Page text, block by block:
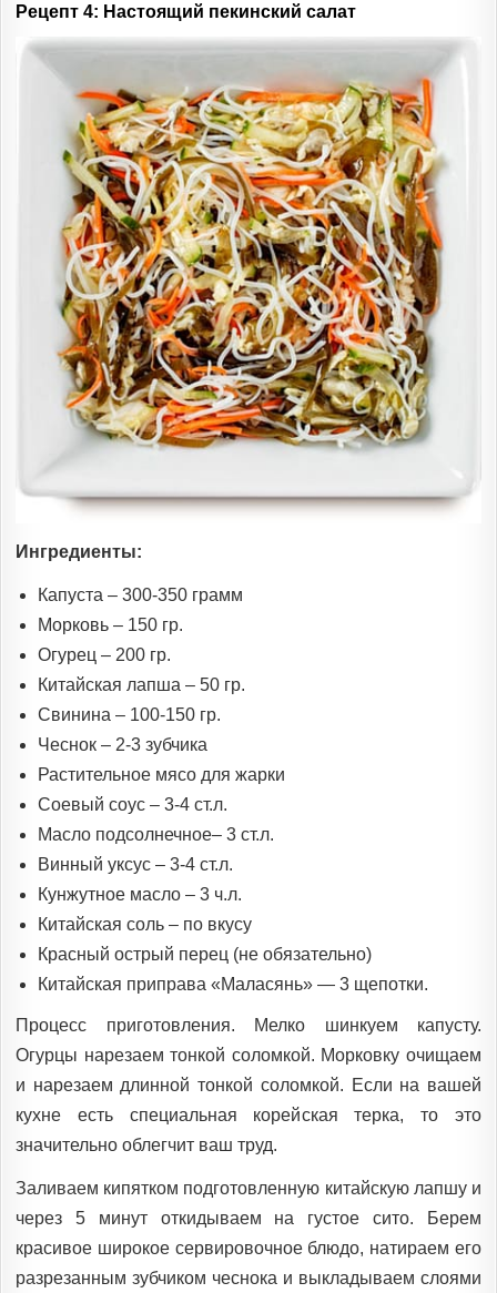
Рецепт 4: Настоящий пекинский салат
Ингредиенты:
Капуста – 300-350 грамм
Морковь – 150 гр.
Огурец – 200 гр.
Китайская лапша – 50 гр.
Свинина – 100-150 гр.
Чеснок – 2-3 зубчика
Растительное мясо для жарки
Соевый соус – 3-4 ст.л.
Масло подсолнечное– 3 ст.л.
Винный уксус – 3-4 ст.л.
Кунжутное масло – 3 ч.л.
Китайская соль – по вкусу
Красный острый перец (не обязательно)
Китайская приправа «Маласянь» — 3 щепотки.
Процесс приготовления. Мелко шинкуем капусту.
Огурцы нарезаем тонкой соломкой. Морковку очищаем
и нарезаем длинной тонкой соломкой. Если на вашей
кухне есть специальная корейская терка, то это
значительно облегчит ваш труд.
Заливаем кипятком подготовленную китайскую лапшу и
через 5 минут откидываем на густое сито. Берем
красивое широкое сервировочное блюдо, натираем его
разрезанным зубчиком чеснока и выкладываем слоями